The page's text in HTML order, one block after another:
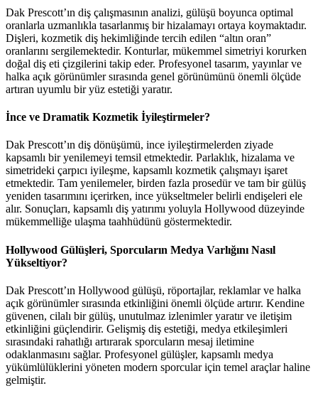
Dak Prescott’ın diş çalışmasının analizi, gülüşü boyunca optimal
oranlarla uzmanlıkla tasarlanmış bir hizalamayı ortaya koymaktadır.
Dişleri, kozmetik diş hekimliğinde tercih edilen “altın oran”
oranlarını sergilemektedir. Konturlar, mükemmel simetriyi korurken
doğal diş eti çizgilerini takip eder. Profesyonel tasarım, yayınlar ve
halka açık görünümler sırasında genel görünümünü önemli ölçüde
artıran uyumlu bir yüz estetiği yaratır.
İnce ve Dramatik Kozmetik İyileştirmeler?
Dak Prescott’ın diş dönüşümü, ince iyileştirmelerden ziyade
kapsamlı bir yenilemeyi temsil etmektedir. Parlaklık, hizalama ve
simetrideki çarpıcı iyileşme, kapsamlı kozmetik çalışmayı işaret
etmektedir. Tam yenilemeler, birden fazla prosedür ve tam bir gülüş
yeniden tasarımını içerirken, ince yükseltmeler belirli endişeleri ele
alır. Sonuçları, kapsamlı diş yatırımı yoluyla Hollywood düzeyinde
mükemmelliğe ulaşma taahhüdünü göstermektedir.
Hollywood Gülüşleri, Sporcuların Medya Varlığını Nasıl
Yükseltiyor?
Dak Prescott’ın Hollywood gülüşü, röportajlar, reklamlar ve halka
açık görünümler sırasında etkinliğini önemli ölçüde artırır. Kendine
güvenen, cilalı bir gülüş, unutulmaz izlenimler yaratır ve iletişim
etkinliğini güçlendirir. Gelişmiş diş estetiği, medya etkileşimleri
sırasındaki rahatlığı artırarak sporcuların mesaj iletimine
odaklanmasını sağlar. Profesyonel gülüşler, kapsamlı medya
yükümlülüklerini yöneten modern sporcular için temel araçlar haline
gelmiştir.